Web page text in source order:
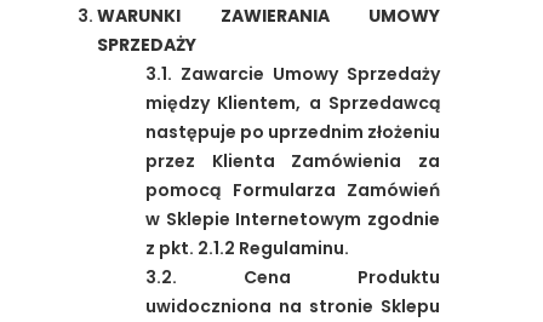
WARUNKI ZAWIERANIA UMOWY
SPRZEDAŻY
3.1. Zawarcie Umowy Sprzedaży
między Klientem, a Sprzedawcą
następuje po uprzednim złożeniu
przez Klienta Zamówienia za
pomocą Formularza Zamówień
w Sklepie Internetowym zgodnie
z pkt. 2.1.2 Regulaminu.
3.2. Cena Produktu
uwidoczniona na stronie Sklepu